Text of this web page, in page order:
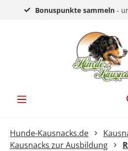
Bonuspunkte sammeln -
Hunde-Kausnacks.de
Kausnacks zur Ausbildung